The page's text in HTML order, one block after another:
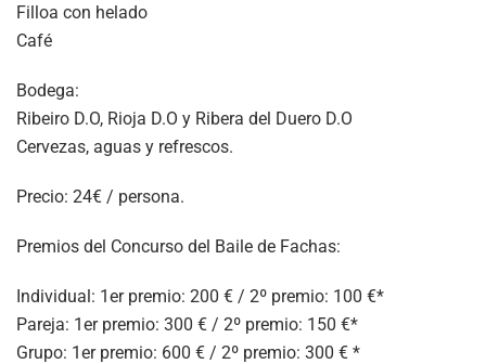
Filloa con helado
Café
Bodega:
Ribeiro D.O, Rioja D.O y Ribera del Duero D.O
Cervezas, aguas y refrescos.
Precio: 24€ / persona.
Premios del Concurso del Baile de Fachas:
Individual: 1er premio: 200 € / 2º premio: 100 €*
Pareja: 1er premio: 300 € / 2º premio: 150 €*
Grupo: 1er premio: 600 € / 2º premio: 300 € *